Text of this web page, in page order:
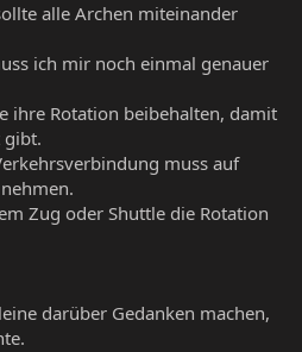
alle Archen miteinander
ich mir noch einmal genauer
ihre Rotation beibehalten, damit
gibt.
muss auf
Zug oder Shuttle die Rotation
darüber Gedanken machen,